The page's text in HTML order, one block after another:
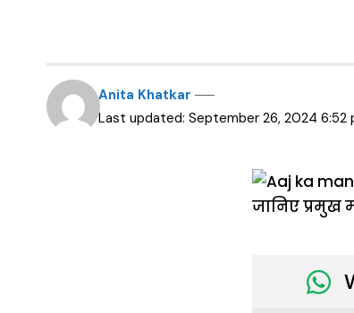
Last updated: September 26, 2024 6:52
Anita Khatkar